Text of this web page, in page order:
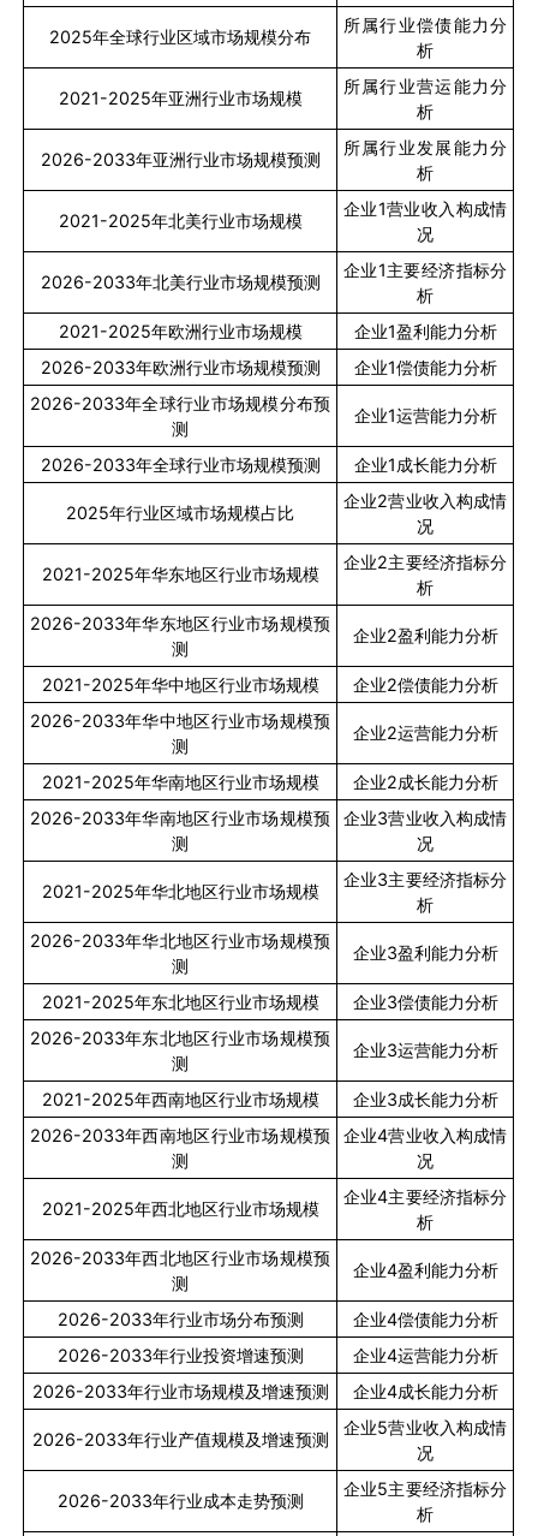
2025年全球行业区域市场规模分布
所属行业偿债能力分
析
2021-2025年亚洲行业市场规模
所属行业营运能力分
析
2026-2033年亚洲行业市场规模预测
所属行业发展能力分
析
2021-2025年北美行业市场规模
企业1营业收入构成情
况
2026-2033年北美行业市场规模预测
企业1主要经济指标分
析
2021-2025年欧洲行业市场规模 企业1盈利能力分析
2026-2033年欧洲行业市场规模预测 企业1偿债能力分析
2026-2033年全球行业市场规模分布预
测
企业1运营能力分析
2026-2033年全球行业市场规模预测 企业1成长能力分析
2025年行业区域市场规模占比
企业2营业收入构成情
况
2021-2025年华东地区行业市场规模
企业2主要经济指标分
析
2026-2033年华东地区行业市场规模预
测
企业2盈利能力分析
2021-2025年华中地区行业市场规模 企业2偿债能力分析
2026-2033年华中地区行业市场规模预
测
企业2运营能力分析
2021-2025年华南地区行业市场规模 企业2成长能力分析
2026-2033年华南地区行业市场规模预
测
企业3营业收入构成情
况
2021-2025年华北地区行业市场规模
企业3主要经济指标分
析
2026-2033年华北地区行业市场规模预
测
企业3盈利能力分析
2021-2025年东北地区行业市场规模 企业3偿债能力分析
2026-2033年东北地区行业市场规模预
测
企业3运营能力分析
2021-2025年西南地区行业市场规模 企业3成长能力分析
2026-2033年西南地区行业市场规模预
测
企业4营业收入构成情
况
2021-2025年西北地区行业市场规模
企业4主要经济指标分
析
2026-2033年西北地区行业市场规模预
测
企业4盈利能力分析
2026-2033年行业市场分布预测 企业4偿债能力分析
2026-2033年行业投资增速预测 企业4运营能力分析
2026-2033年行业市场规模及增速预测 企业4成长能力分析
2026-2033年行业产值规模及增速预测
企业5营业收入构成情
况
2026-2033年行业成本走势预测
企业5主要经济指标分
析